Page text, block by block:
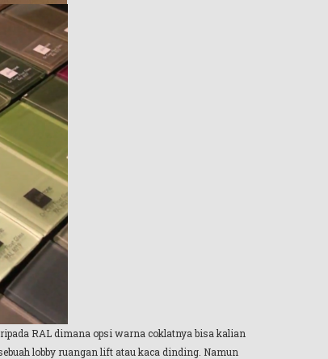
RAL dimana opsi warna coklatnya bisa kalian
lobby ruangan lift atau kaca dinding. Namun